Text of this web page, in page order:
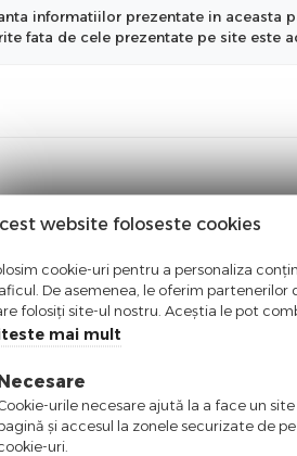
informatiilor prezentate in aceasta
fata de cele prezentate pe site este
website foloseste cookies
cookie-uri pentru a personaliza
De asemenea, le oferim partenerilor
folosiți site-ul nostru. Aceștia le pot
mai mult
urile necesare ajută la a face un
şi accesul la zonele securizate de
uri.